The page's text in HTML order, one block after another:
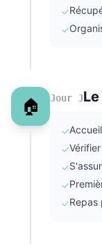
✓
✓
🏠 Jour J
✓
✓
✓
✓
✓Repas